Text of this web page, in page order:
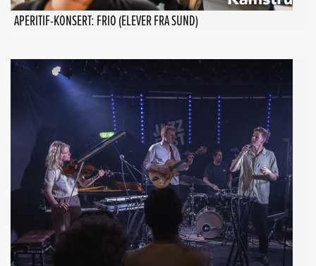
APERITIF-KONSERT: FRIO (ELEVER FRA SUND)